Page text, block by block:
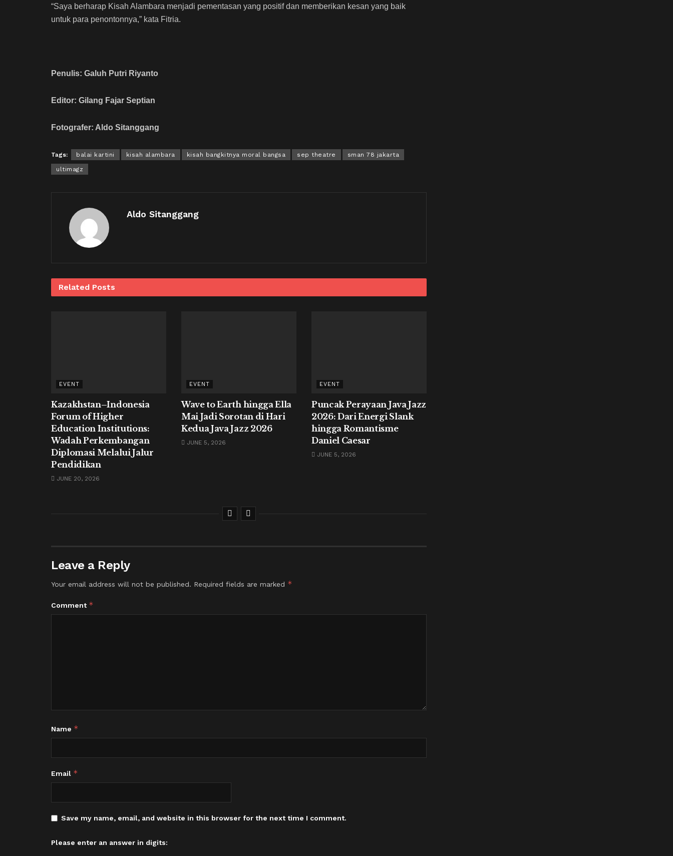
“Saya berharap Kisah Alambara menjadi pementasan yang positif dan memberikan kesan yang baik
untuk para penontonnya,” kata Fitria.
Penulis: Galuh Putri Riyanto
Editor: Gilang Fajar Septian
Fotografer: Aldo Sitanggang
Tags: balai kartini kisah alambara kisah bangkitnya moral bangsa sep theatre sman 78 jakarta
ultimagz
Aldo Sitanggang
Related Posts
EVENT
Kazakhstan–Indonesia
Forum of Higher
Education Institutions:
Wadah Perkembangan
Diplomasi Melalui Jalur
Pendidikan
JUNE 20, 2026
EVENT
Wave to Earth hingga Ella
Mai Jadi Sorotan di Hari
Kedua Java Jazz 2026
JUNE 5, 2026
EVENT
Puncak Perayaan Java Jazz
2026: Dari Energi Slank
hingga Romantisme
Daniel Caesar
JUNE 5, 2026
Leave a Reply
Your email address will not be published. Required fields are marked *
Comment *
Name *
Email *
Save my name, email, and website in this browser for the next time I comment.
Please enter an answer in digits: